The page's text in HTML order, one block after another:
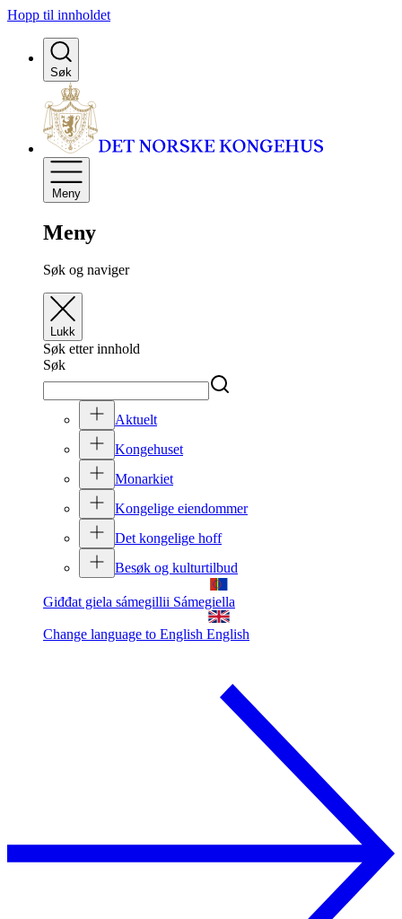
Hopp til innholdet
Søk
Meny
Meny
Søk og naviger
Lukk
Søk etter innhold
Søk
Aktuelt
Kongehuset
Monarkiet
Kongelige eiendommer
Det kongelige hoff
Besøk og kulturtilbud
Giđđat giela sámegillii Sámegiella
Change language to English English